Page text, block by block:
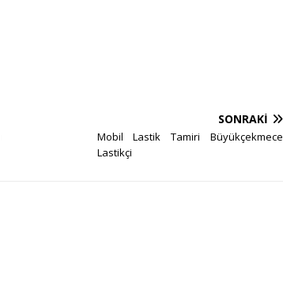
SONRAKI
Mobil Lastik Tamiri Büyükçekmece
Lastikçi